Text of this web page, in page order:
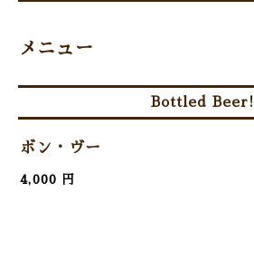
メニュー
Bottled Beer!
ボン・ヴー
4,000 円